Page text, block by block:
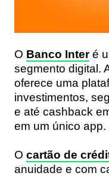
O Banco Interé
segmento digital.
oferece uma
investimentos,
e até cashback
em um único app.
O cartão de
anuidade e com